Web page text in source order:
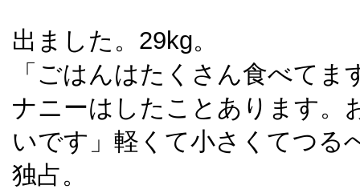
出ました。29kg。
「ごはんはたくさん食べて
ナニーはしたことあります。
いです」軽くて小さくてつる
独占。